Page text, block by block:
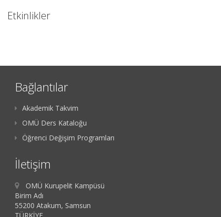
Etkinlikler
Bağlantılar
Akademik Takvim
OMÜ Ders Kataloğu
Öğrenci Değişim Programları
İletişim
OMÜ Kurupelit Kampüsü
Birim Adı
55200 Atakum, Samsun